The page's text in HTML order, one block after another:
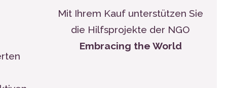
Mit Ihrem Kauf unterstützen Sie
die Hilfsprojekte der NGO
Embracing the World